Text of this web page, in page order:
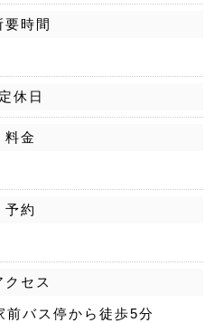
要時間
定休日
料金
予約
クセス
前バス停から徒歩5分